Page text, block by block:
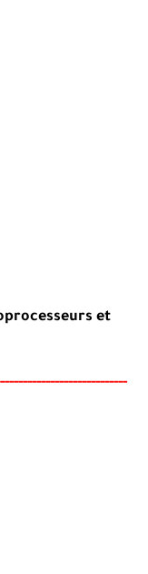
et
---------------